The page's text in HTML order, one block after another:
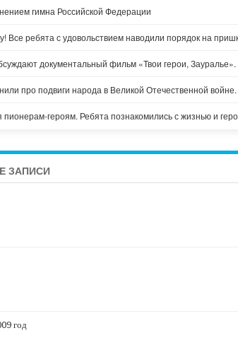
гимна Российской Федерации
ребята с удовольствием наводили порядок на
документальный фильм «Твои герои, Зауралье».
про подвиги народа в Великой Отечественной войне.
героям. Ребята познакомились с жизнью и
ЗАПИСИ
год